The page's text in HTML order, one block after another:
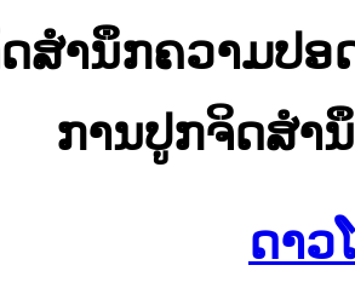
ສໍານຶກຄວາມປອ
ການປູກຈິດສໍາ
ດາວ